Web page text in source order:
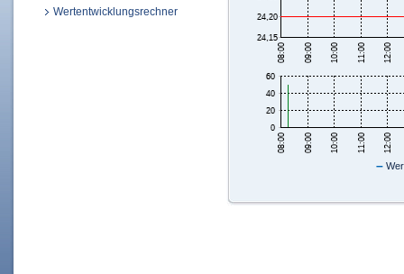
Wertentwicklungsrechner
–